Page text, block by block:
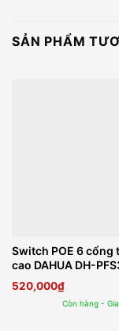
SẢN PHẨM
Switch POE 6 cổng
cao DAHUA DH-
4ET-36
520,000₫
Còn hàng -